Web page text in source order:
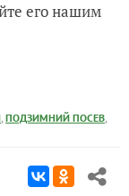
его нашим
, ПОДЗИМНИЙ ПОСЕВ,